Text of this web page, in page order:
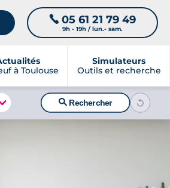
📞 05 61 21 79 49
9h - 19h / lun.- sam.
à Toulouse
Simulateurs
Outils et recherche
🔍Rechercher